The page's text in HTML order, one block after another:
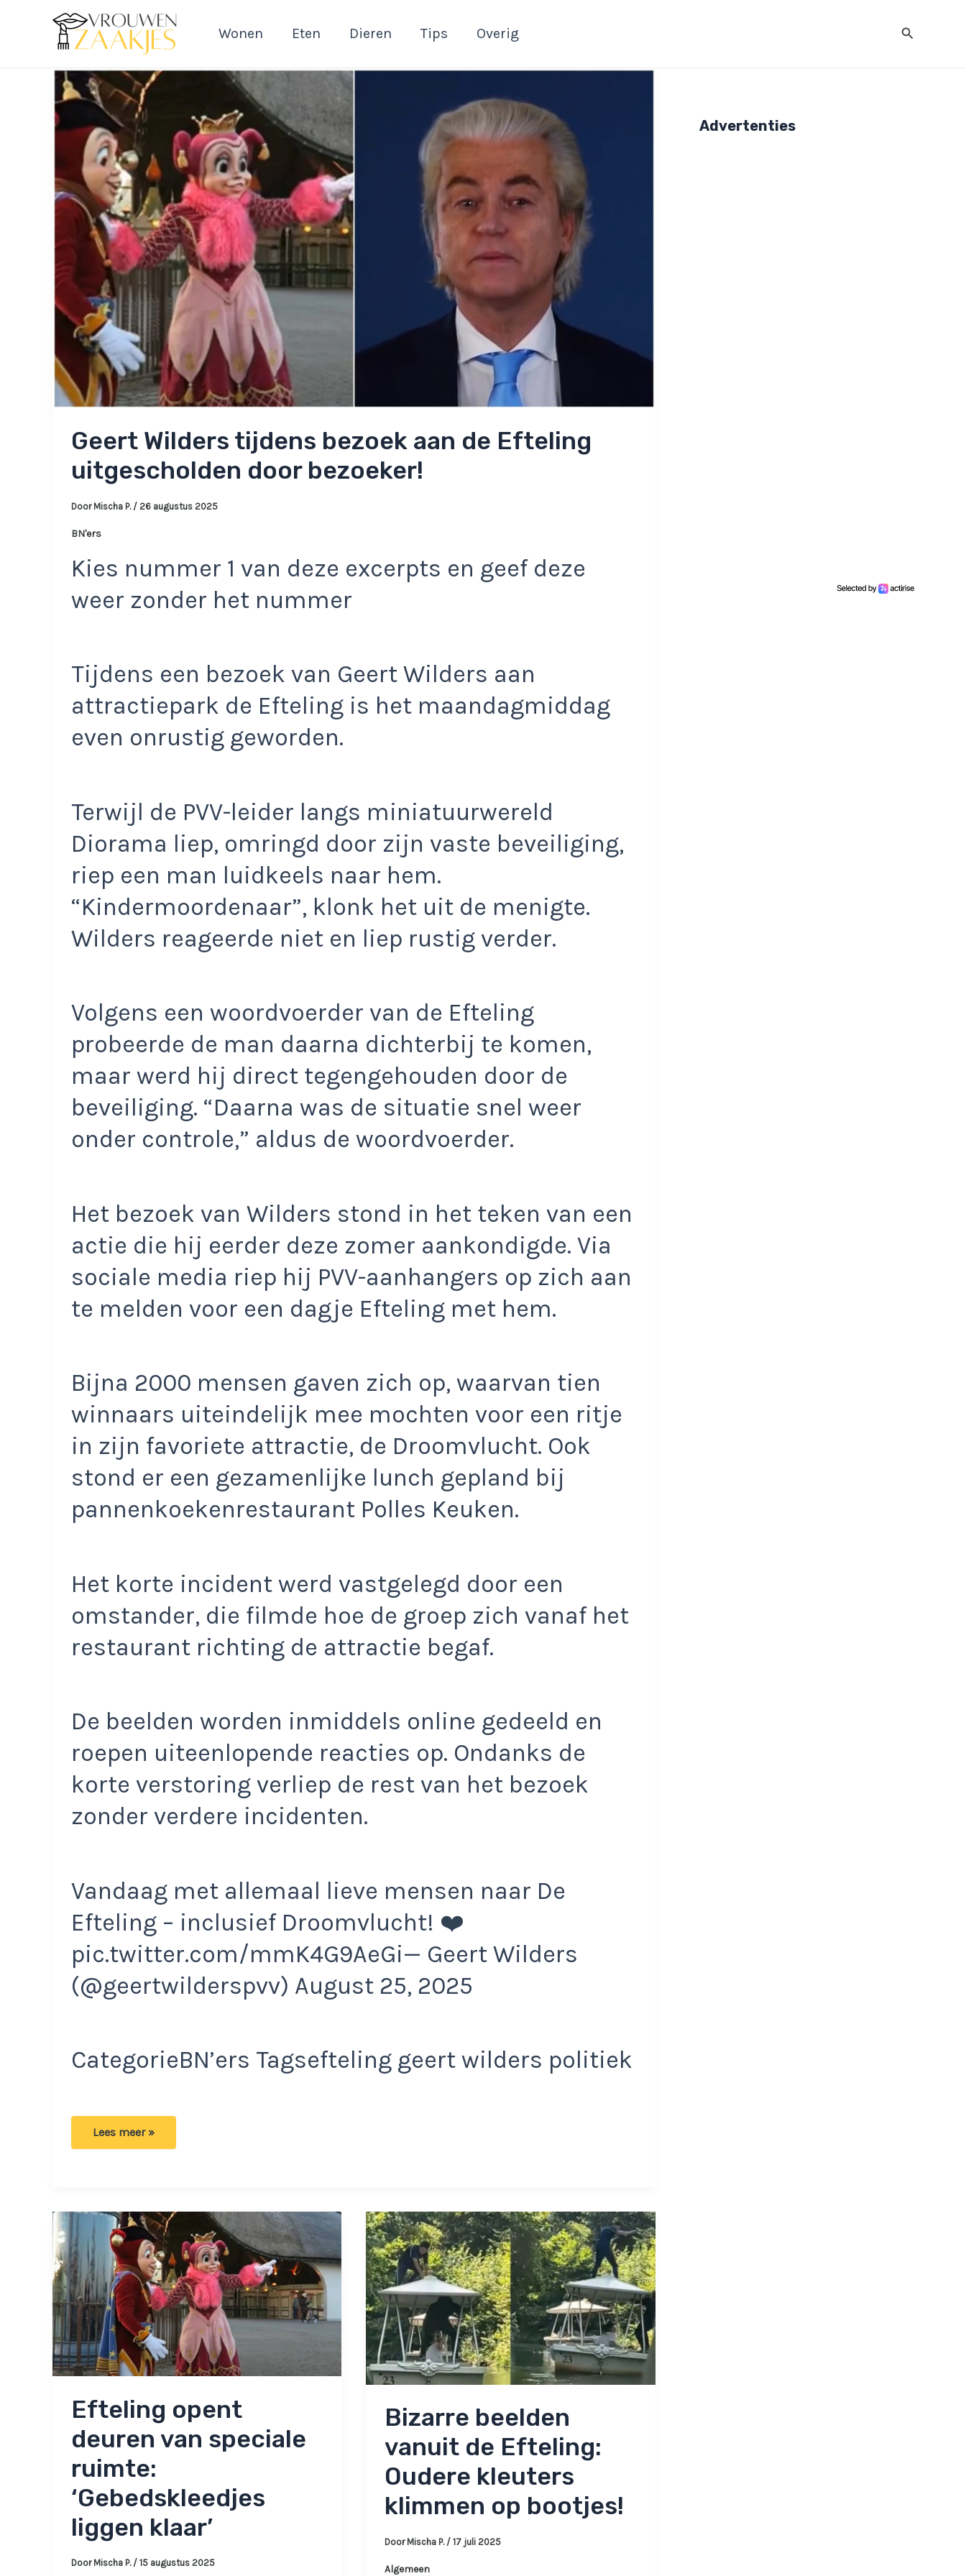
Wonen Eten Dieren Tips Overig Zoeken
Geert Wilders tijdens bezoek aan de Efteling
uitgescholden door bezoeker!
Door Mischa P. / 26 augustus 2025
BN'ers
Kies nummer 1 van deze excerpts en geef deze
weer zonder het nummer
Tijdens een bezoek van Geert Wilders aan
attractiepark de Efteling is het maandagmiddag
even onrustig geworden.
Terwijl de PVV-leider langs miniatuurwereld
Diorama liep, omringd door zijn vaste beveiliging,
riep een man luidkeels naar hem.
“Kindermoordenaar”, klonk het uit de menigte.
Wilders reageerde niet en liep rustig verder.
Volgens een woordvoerder van de Efteling
probeerde de man daarna dichterbij te komen,
maar werd hij direct tegengehouden door de
beveiliging. “Daarna was de situatie snel weer
onder controle,” aldus de woordvoerder.
Het bezoek van Wilders stond in het teken van een
actie die hij eerder deze zomer aankondigde. Via
sociale media riep hij PVV-aanhangers op zich aan
te melden voor een dagje Efteling met hem.
Bijna 2000 mensen gaven zich op, waarvan tien
winnaars uiteindelijk mee mochten voor een ritje
in zijn favoriete attractie, de Droomvlucht. Ook
stond er een gezamenlijke lunch gepland bij
pannenkoekenrestaurant Polles Keuken.
Het korte incident werd vastgelegd door een
omstander, die filmde hoe de groep zich vanaf het
restaurant richting de attractie begaf.
De beelden worden inmiddels online gedeeld en
roepen uiteenlopende reacties op. Ondanks de
korte verstoring verliep de rest van het bezoek
zonder verdere incidenten.
Vandaag met allemaal lieve mensen naar De
Efteling – inclusief Droomvlucht! ❤️
pic.twitter.com/mmK4G9AeGi— Geert Wilders
(@geertwilderspvv) August 25, 2025
CategorieBN’ers Tagsefteling geert wilders politiek
Geert
uitgescholden
door
bezoeker!
Lees meer »
Efteling opent
deuren van speciale
ruimte:
‘Gebedskleedjes
liggen klaar’
Door Mischa P. / 15 augustus 2025
Bizarre beelden
vanuit de Efteling:
Oudere kleuters
klimmen op bootjes!
Door Mischa P. / 17 juli 2025
Algemeen
Advertenties